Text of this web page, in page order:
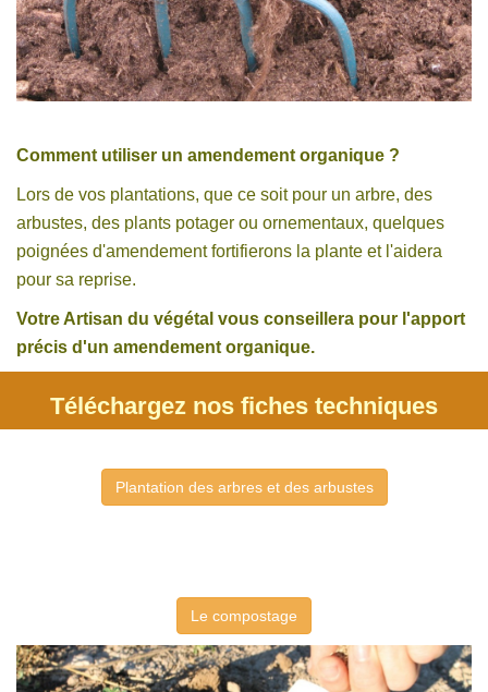
Comment utiliser un amendement organique ?
Lors de vos plantations, que ce soit pour un arbre, des
arbustes, des plants potager ou ornementaux, quelques
poignées d'amendement fortifierons la plante et l'aidera
pour sa reprise.
Votre Artisan du végétal vous conseillera pour l'apport
précis d'un amendement organique.
Téléchargez nos fiches techniques
Plantation des arbres et des arbustes
Le compostage